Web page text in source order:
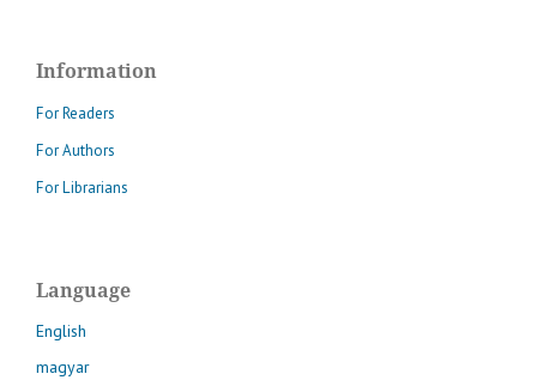
Information
For Readers
For Authors
For Librarians
Language
English
magyar